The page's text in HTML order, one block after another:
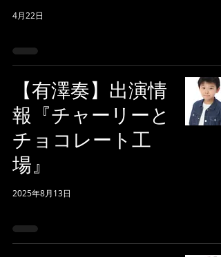
4月22日
【有澤奏】出演情
報『チャーリーと
チョコレート工
場』
2025年8月13日